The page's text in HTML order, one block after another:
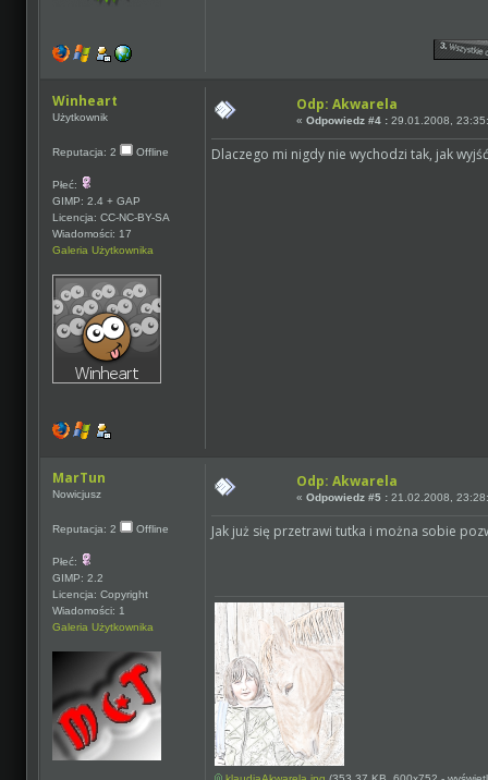
Winheart
Użytkownik
Reputacja: 2 Offline
Płeć:
GIMP: 2.4 + GAP
Licencja: CC-NC-BY-SA
Wiadomości: 17
Galeria Użytkownika
Odp: Akwarela
«Odpowiedz #4 : 29.01.2008,
Dlaczego mi nigdy nie wychodzi tak, jak
MarTun
Nowicjusz
Reputacja: 2 Offline
Płeć:
GIMP: 2.2
Licencja: Copyright
Wiadomości: 1
Galeria Użytkownika
Odp: Akwarela
«Odpowiedz #5 : 21.02.2008,
Jak już się przetrawi tutka i można sobie